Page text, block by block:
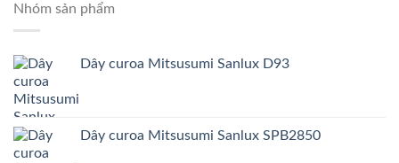
Nhóm sản phẩm
Dây curoa Mitsusumi Sanlux D93
Dây curoa Mitsusumi Sanlux SPB2850